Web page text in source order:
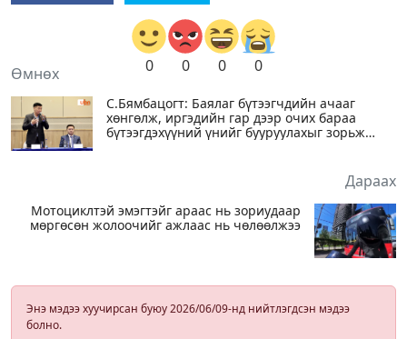
0 0 0 0
Өмнөх
С.Бямбацогт: Баялаг бүтээгчдийн ачааг
хөнгөлж, иргэдийн гар дээр очих бараа
бүтээгдэхүүний үнийг бууруулахыг зорьж
Дараах
Мотоциклтэй эмэгтэйг араас нь зориудаар
мөргөсөн жолоочийг ажлаас нь чөлөөлжээ
Энэ мэдээ хуучирсан буюу 2026/06/09-нд нийтлэгдсэн мэдээ
болно.